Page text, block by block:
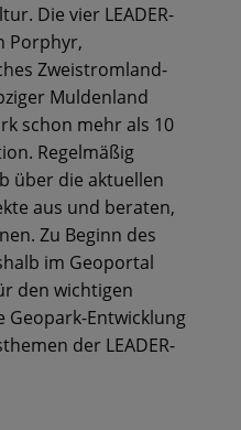
Die vier LEADER-
Porphyr,
Zweistromland-
Muldenland
schon mehr als 10
Regelmäßig
über die aktuellen
aus und beraten,
Zu Beginn des
im Geoportal
den wichtigen
Geopark-Entwicklung
der LEADER-